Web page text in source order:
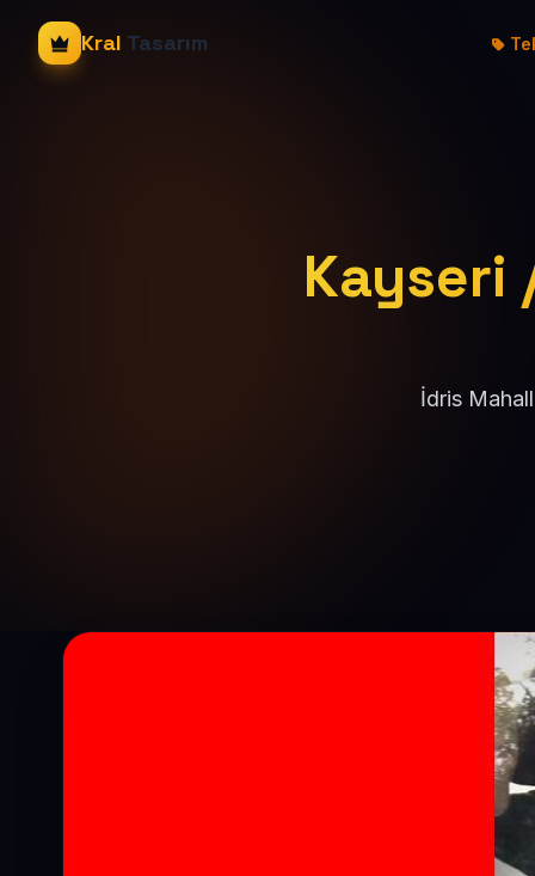
Kral Tasarım
Kayseri
İdris